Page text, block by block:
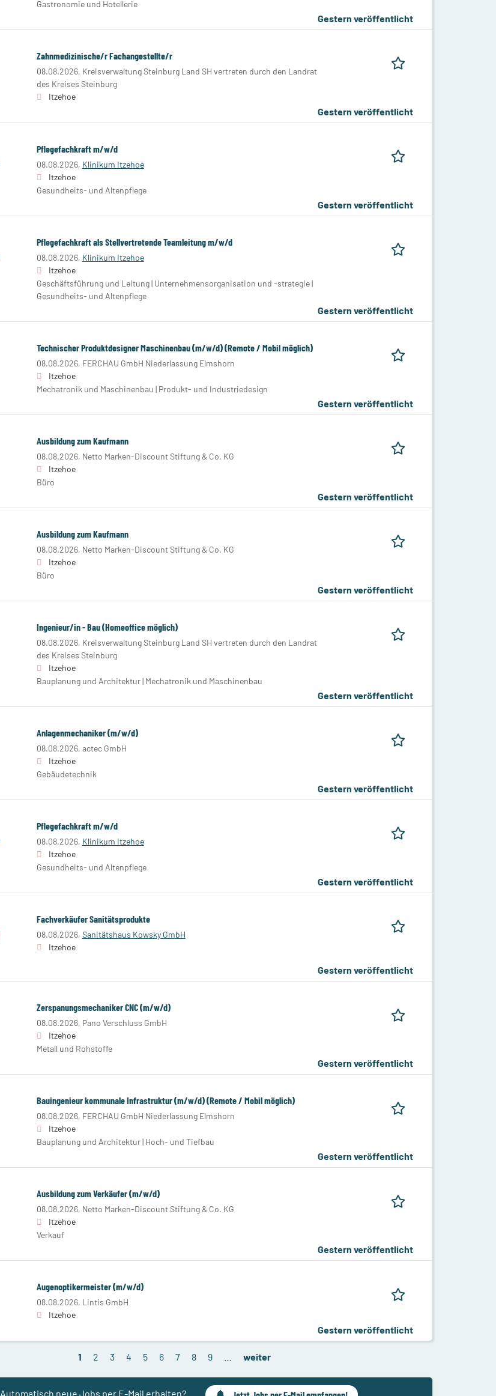
Gastronomie und Hotellerie
Gestern veröffentlicht
Zahnmedizinische/r Fachangestellte/r
08.08.2026, Kreisverwaltung Steinburg Land SH vertreten durch den Landrat
des Kreises Steinburg
Itzehoe
Gestern veröffentlicht
Pflegefachkraft m/w/d
08.08.2026, Klinikum Itzehoe
Itzehoe
Gesundheits- und Altenpflege
Gestern veröffentlicht
Pflegefachkraft als Stellvertretende Teamleitung m/w/d
08.08.2026, Klinikum Itzehoe
Itzehoe
Geschäftsführung und Leitung | Unternehmensorganisation und -strategie |
Gesundheits- und Altenpflege
Gestern veröffentlicht
Technischer Produktdesigner Maschinenbau (m/w/d) (Remote / Mobil möglich)
08.08.2026, FERCHAU GmbH Niederlassung Elmshorn
Itzehoe
Mechatronik und Maschinenbau | Produkt- und Industriedesign
Gestern veröffentlicht
Ausbildung zum Kaufmann
08.08.2026, Netto Marken-Discount Stiftung & Co. KG
Itzehoe
Büro
Gestern veröffentlicht
Ausbildung zum Kaufmann
08.08.2026, Netto Marken-Discount Stiftung & Co. KG
Itzehoe
Büro
Gestern veröffentlicht
Ingenieur/in - Bau (Homeoffice möglich)
08.08.2026, Kreisverwaltung Steinburg Land SH vertreten durch den Landrat
des Kreises Steinburg
Itzehoe
Bauplanung und Architektur | Mechatronik und Maschinenbau
Gestern veröffentlicht
Anlagenmechaniker (m/w/d)
08.08.2026, actec GmbH
Itzehoe
Gebäudetechnik
Gestern veröffentlicht
Pflegefachkraft m/w/d
08.08.2026, Klinikum Itzehoe
Itzehoe
Gesundheits- und Altenpflege
Gestern veröffentlicht
Fachverkäufer Sanitätsprodukte
08.08.2026, Sanitätshaus Kowsky GmbH
Itzehoe
Gestern veröffentlicht
Zerspanungsmechaniker CNC (m/w/d)
08.08.2026, Pano Verschluss GmbH
Itzehoe
Metall und Rohstoffe
Gestern veröffentlicht
Bauingenieur kommunale Infrastruktur (m/w/d) (Remote / Mobil möglich)
08.08.2026, FERCHAU GmbH Niederlassung Elmshorn
Itzehoe
Bauplanung und Architektur | Hoch- und Tiefbau
Gestern veröffentlicht
Ausbildung zum Verkäufer (m/w/d)
08.08.2026, Netto Marken-Discount Stiftung & Co. KG
Itzehoe
Verkauf
Gestern veröffentlicht
Augenoptikermeister (m/w/d)
08.08.2026, Lintis GmbH
Itzehoe
Gestern veröffentlicht
1 2 3 4 5 6 7 8 9 weiter
Automatisch neue Jobs per E-Mail erhalten?